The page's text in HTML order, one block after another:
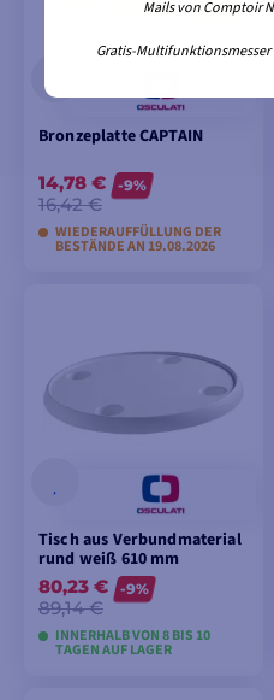
Bronzeplatte CAPTAIN
14,78 €
16,42 €
-9%
WIEDERAUFFÜLLUNG DER
BESTÄNDE AN 19.08.2026
Tisch aus Verbundmaterial
rund weiß 610 mm
80,23 €
89,14 €
-9%
INNERHALB VON 8 BIS 10
TAGEN AUF LAGER
Mails von Comptoir
Gratis-Multifunktionsmesser